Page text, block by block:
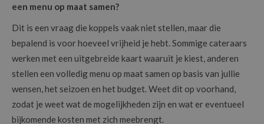
een menu op maat samen?
Dit is een vraag die koppels vaak niet stellen, maar die
bepalend is voor hoeveel vrijheid je hebt. Sommige cateraars
werken met een uitgebreide kaart waaruit je kiest, anderen
stellen een volledig menu op maat samen op basis van jullie
wensen, het seizoen en het budget. Weet dit op voorhand,
zodat je weet wat de mogelijkheden zijn en wat er eventueel
bijkomende kosten met zich meebrengt.